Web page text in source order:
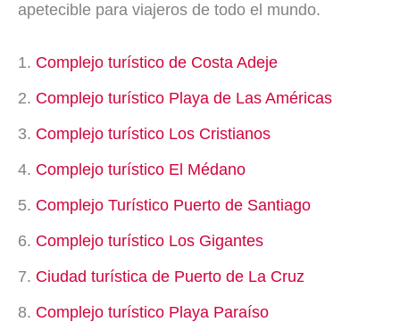
apetecible para viajeros de todo el mundo.
Complejo turístico de Costa Adeje
Complejo turístico Playa de Las Américas
Complejo turístico Los Cristianos
Complejo turístico El Médano
Complejo Turístico Puerto de Santiago
Complejo turístico Los Gigantes
Ciudad turística de Puerto de La Cruz
Complejo turístico Playa Paraíso